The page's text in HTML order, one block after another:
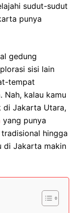
sudut-sudut
punya
gedung
sisi lain
tempat
Nah, kalau kamu
di Jakarta Utara,
yang punya
hingga
di Jakarta makin